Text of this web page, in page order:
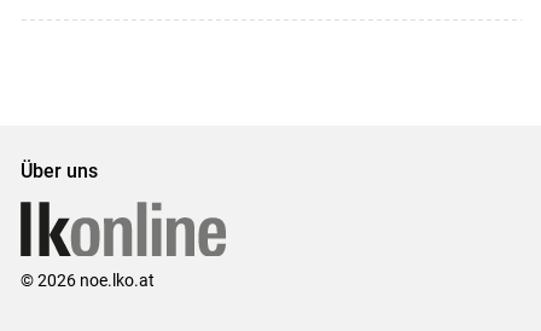
Über uns
© 2026 noe.lko.at